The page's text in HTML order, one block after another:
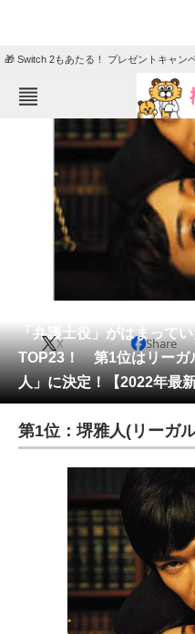
🎁 Switch 2もあたる！ プレゼントキャン
ねとらぼメニュー
エンタメ
会員記事
メディア
注目記事を集めた総合ページ
ITの今と未来を見通す
スマホと通信の最新トレンド
進化するPCとデバイスの未来
好きが集まる 比べて選べる
ビジネスと働き方のヒント
「弁護士役」がはまって
TOP23！ 第1位はリーガ
人」に決定！【2022年最
X Share
第1位：堺雅人(リーガ